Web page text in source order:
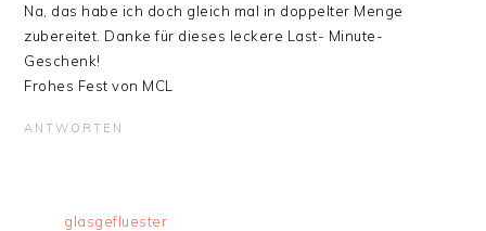
Na, das habe ich doch gleich mal in doppelter Menge
zubereitet. Danke für dieses leckere Last- Minute-
Geschenk!
Frohes Fest von MCL
ANTWORTEN
glasgefluester